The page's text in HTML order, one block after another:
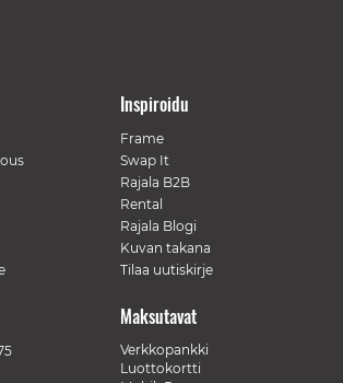
Inspiroidu
Frame
Swap It
Rajala B2B
Rental
Rajala Blogi
Kuvan takana
Tilaa uutiskirje
Maksutavat
Verkkopankki
Luottokortti